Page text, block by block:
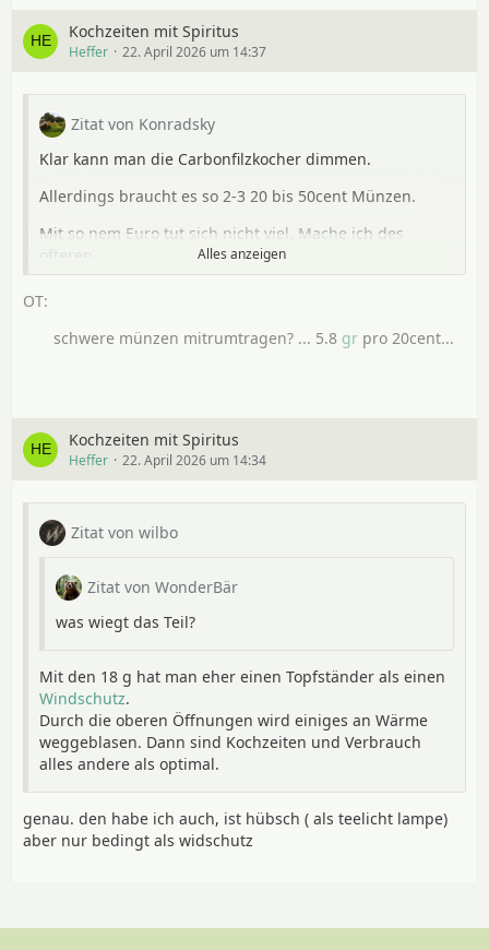
Kochzeiten mit Spiritus
Heffer 22. April 2026 um 14:37
Zitat von Konradsky
Klar kann man die Carbonfilzkocher dimmen.
Allerdings braucht es so 2-3 20 bis 50cent Münzen.
Mit so nem Euro tut sich nicht viel. Mache ich des
Nachher sehen die Münzen farblich etwas anders aus.
Alles anzeigen
schwere münzen mitrumtragen? ... 5.8 gr pro 20cent...
Kochzeiten mit Spiritus
Heffer 22. April 2026 um 14:34
Zitat von wilbo
Zitat von WonderBär
was wiegt das Teil?
Mit den 18 g hat man eher einen Topfständer als einen
Windschutz.
Durch die oberen Öffnungen wird einiges an Wärme
weggeblasen. Dann sind Kochzeiten und Verbrauch
alles andere als optimal.
genau. den habe ich auch, ist hübsch ( als teelicht lampe)
aber nur bedingt als widschutz